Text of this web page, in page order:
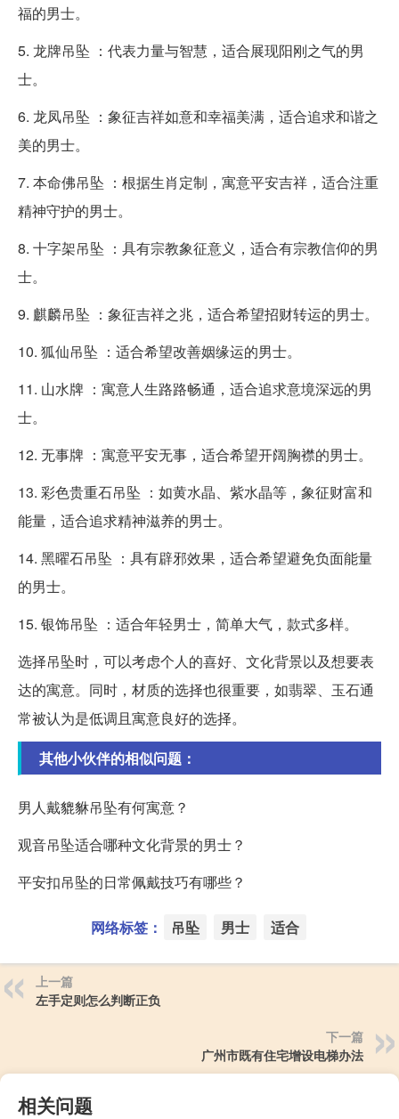
福的男士。
5. 龙牌吊坠 ：代表力量与智慧，适合展现阳刚之气的男
士。
6. 龙凤吊坠 ：象征吉祥如意和幸福美满，适合追求和谐之
美的男士。
7. 本命佛吊坠 ：根据生肖定制，寓意平安吉祥，适合注重
精神守护的男士。
8. 十字架吊坠 ：具有宗教象征意义，适合有宗教信仰的男
士。
9. 麒麟吊坠 ：象征吉祥之兆，适合希望招财转运的男士。
10. 狐仙吊坠 ：适合希望改善姻缘运的男士。
11. 山水牌 ：寓意人生路路畅通，适合追求意境深远的男
士。
12. 无事牌 ：寓意平安无事，适合希望开阔胸襟的男士。
13. 彩色贵重石吊坠 ：如黄水晶、紫水晶等，象征财富和
能量，适合追求精神滋养的男士。
14. 黑曜石吊坠 ：具有辟邪效果，适合希望避免负面能量
的男士。
15. 银饰吊坠 ：适合年轻男士，简单大气，款式多样。
选择吊坠时，可以考虑个人的喜好、文化背景以及想要表
达的寓意。同时，材质的选择也很重要，如翡翠、玉石通
常被认为是低调且寓意良好的选择。
其他小伙伴的相似问题：
男人戴貔貅吊坠有何寓意？
观音吊坠适合哪种文化背景的男士？
平安扣吊坠的日常佩戴技巧有哪些？
网络标签： 吊坠 男士 适合
上一篇
左手定则怎么判断正负
下一篇
广州市既有住宅增设电梯办法
相关问题